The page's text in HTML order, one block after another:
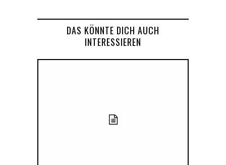
DAS KÖNNTE DICH AUCH
INTERESSIEREN